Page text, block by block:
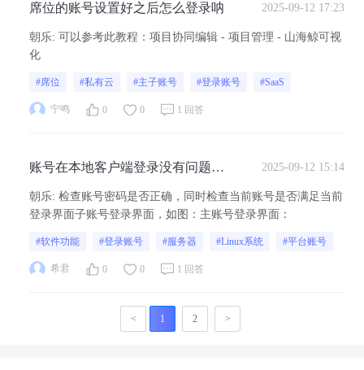
席位的账号设置好之后怎么登录呐 2025-09-12 17:23
朝乐: 可以参考此教程：项目协同编辑 - 项目管理 - 山海鲸可视
化
#席位 #私有云 #主子账号 #登录账号 #SaaS
宁鸣 0 0 1 回答
账号在本地客户端登录没有问题，
示登录密码错误
2025-09-12 15:14
朝乐: 检查账号密码是否正确，同时检查当前账号是否满足当前
登录界面子账号登录界面，如图：主账号登录界面：
#软件功能 #登录账号 #服务器 #Linux系统 #平台账号
希君 0 0 1 回答
< 1 2 >